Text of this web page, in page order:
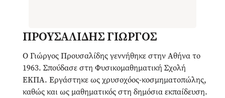
ΠΡΟΥΣΑΛΙΔΗΣ ΓΙΩΡΓΟΣ
Ο Γιώργος Προυσαλίδης γεννήθηκε στην Αθήνα το
1963. Σπούδασε στη Φυσικομαθηματική Σχολή
ΕΚΠΑ. Εργάστηκε ως χρυσοχόος-κοσμηματοπώλης,
καθώς και ως μαθηματικός στη δημόσια εκπαίδευση.